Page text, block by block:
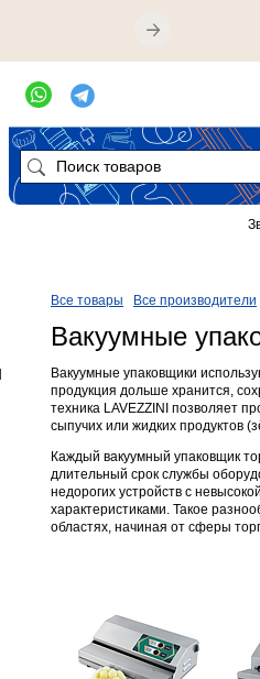
Все товары Все производители
Вакуумные
Вакуумные упаковщики
продукция дольше хранится,
техника LAVEZZINI позволяет
сыпучих или жидких продуктов
Каждый вакуумный упаковщик
длительный срок службы
недорогих устройств с
характеристиками. Такое
областях, начиная от сферы